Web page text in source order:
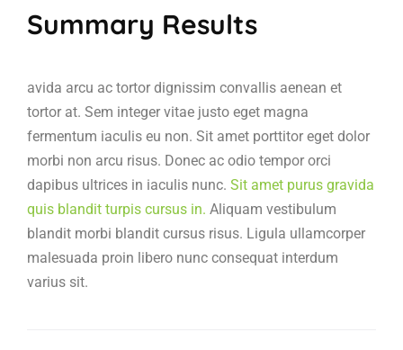
Summary Results
avida arcu ac tortor dignissim convallis aenean et
tortor at. Sem integer vitae justo eget magna
fermentum iaculis eu non. Sit amet porttitor eget dolor
morbi non arcu risus. Donec ac odio tempor orci
dapibus ultrices in iaculis nunc. Sit amet purus gravida
quis blandit turpis cursus in. Aliquam vestibulum
blandit morbi blandit cursus risus. Ligula ullamcorper
malesuada proin libero nunc consequat interdum
varius sit.